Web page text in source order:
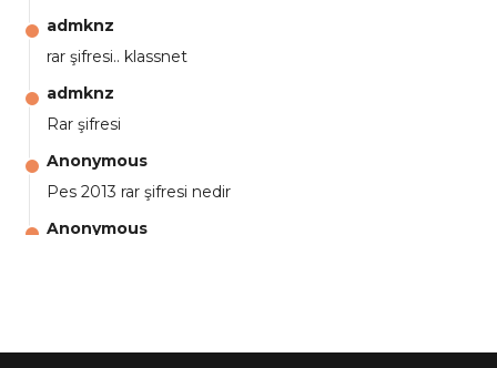
admknz
rar şifresi.. klassnet
admknz
Rar şifresi
Anonymous
Pes 2013 rar şifresi nedir
Anonymous